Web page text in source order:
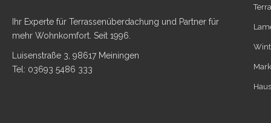
Ihr Experte für Terrassenüberdachung und Partner für
mehr Wohnkomfort. Seit 1996.
Luisenstraße 3, 98617 Meiningen
Tel: 03693 5486 333